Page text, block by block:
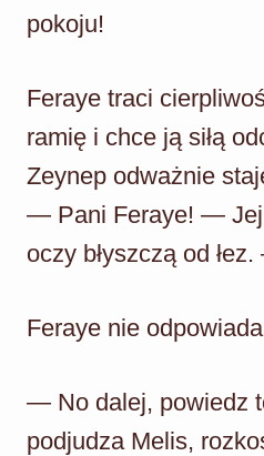
pokoju!
Feraye traci
ramię i chce ją siłą
Zeynep odważnie
— Pani Feraye! — Jej
oczy błyszczą od
Feraye nie
— No dalej, powiedz
podjudza Melis,